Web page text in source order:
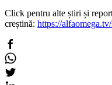
Click pentru alte știri și
creștină: https://